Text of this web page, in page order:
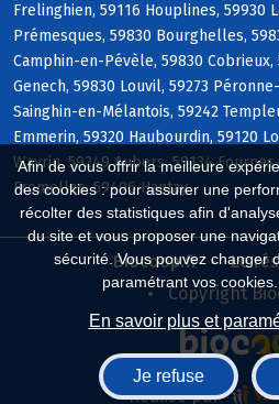
Afin de vous offrir la meilleure
des cookies : pour assurer une
récolter des statistiques afin
du site et vous proposer une
sécurité. Vous pouvez changer
paramétrant vos
En savoir plus et
Je refuse
Frelinghien, 59116 Houplines, 59930
Prémesques, 59830 Bourghelles,
Camphin-en-Pévèle, 59830 Cobrieux,
Genech, 59830 Louvil, 59273
Sainghin-en-Mélantois, 59242
Emmerin, 59320 Haubourdin, 59120
Wavrin, 59249 Aubers, 59134
Fromelles, 59496 Hantay
Biocoop.fr
Le
Copyright
Réalisé par